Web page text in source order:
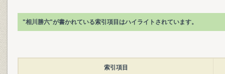
"相川勝六"が書かれている索引項目はハイライトされています。
索引項目